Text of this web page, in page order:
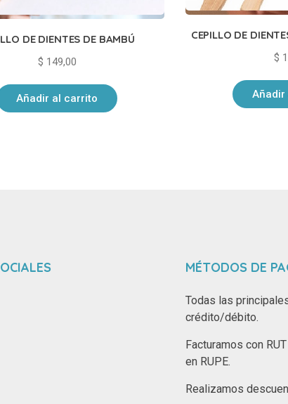
DE DIENTES DE BAMBÚ
$ 149,00
Añadir al carrito
CEPILLO DE
$
MÉTODOS DE
Todas las
crédito/débito.
Facturamos con
en RUPE.
Realizamos